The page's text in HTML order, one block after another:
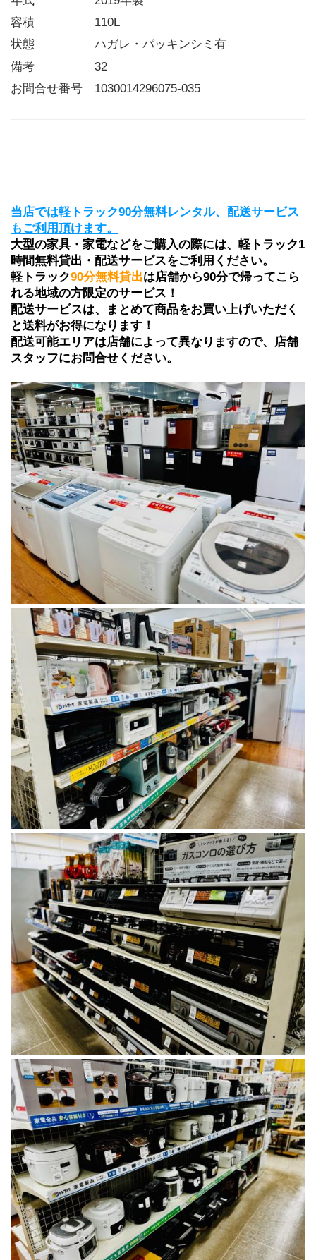
容積     110L
状態     ハガレ・パッキンシミ有
備考     32
お問合せ番号 1030014296075-035
当店では軽トラック90分無料レンタル、配送サービス
もご利用頂けます。
大型の家具・家電などをご購入の際には、軽トラック1
時間無料貸出・配送サービスをご利用ください。
軽トラック90分無料貸出は店舗から90分で帰ってこら
れる地域の方限定のサービス！
配送サービスは、まとめて商品をお買い上げいただく
と送料がお得になります！
配送可能エリアは店舗によって異なりますので、店舗
スタッフにお問合せください。